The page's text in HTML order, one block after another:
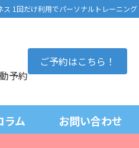
ス 1回だけ利用でパーソナルトレーニング
予約
ご予約はこちら！
ラム お問い合わせ